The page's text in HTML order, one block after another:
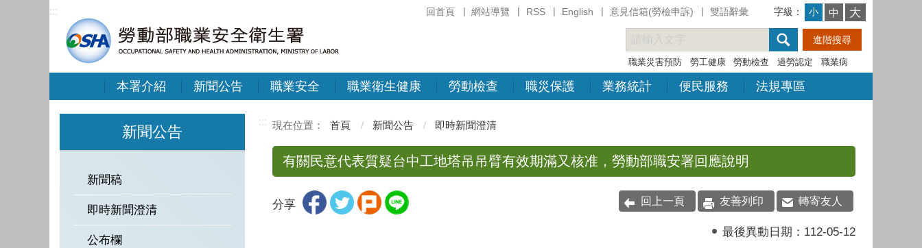
回首頁 網站導覽 RSS English 意見信箱(勞檢申訴) 雙語辭彙
::: 字級： 小 中 大
職業災害預防 勞工健康 勞動檢查 過勞認定 職業病
本署介紹 新聞公告 職業安全 職業衛生健康 勞動檢查 職災保護 業務統計 便民服務 法規專區
新聞公告
新聞稿
即時新聞澄清
公布欄
::: 首頁 新聞公告 即時新聞澄清
有關民意代表質疑台中工地塔吊吊臂有效期滿又核准，勞動部職安署回應說明
分享 回上一頁 友善列印 轉寄友人
最後異動日期： 112-05-12